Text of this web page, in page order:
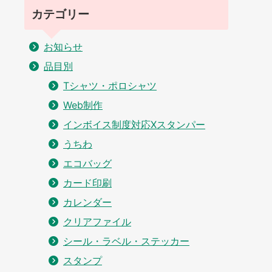
カテゴリー
お知らせ
品目別
Tシャツ・ポロシャツ
Web制作
インボイス制度対応Xスタンパー
うちわ
エコバッグ
カード印刷
カレンダー
クリアファイル
シール・ラベル・ステッカー
スタンプ